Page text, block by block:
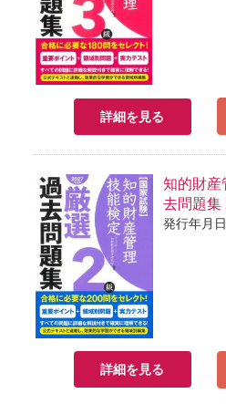
詳細を見る
知的財産
去問題集
発行年月
詳細を見る